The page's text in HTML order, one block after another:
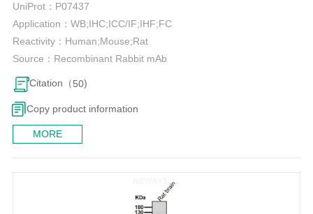
UniProt： P07437
Application： WB;IHC;ICC/IF;IHF;FC
Reactivity： Human;Mouse;Rat
Source： Recombinant Rabbit mAb
Citation（50)
Copy product information
MORE